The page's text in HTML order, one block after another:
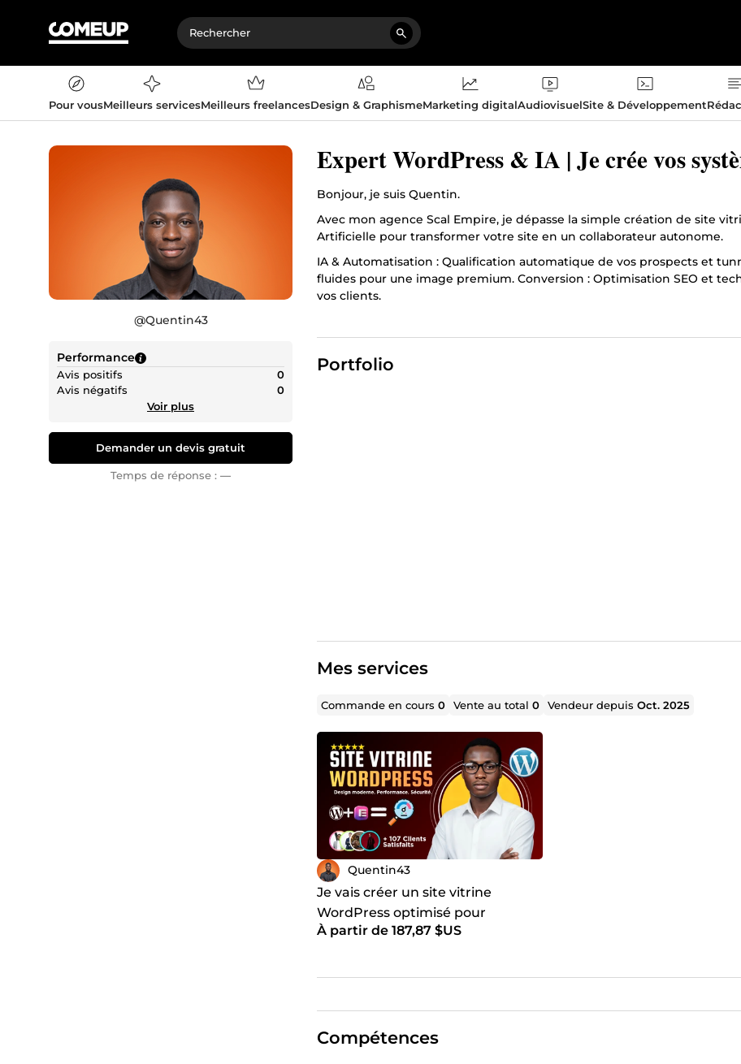
Pour vousMeilleurs servicesMeilleurs freelancesDesign & GraphismeMarketing digitalAudiovisuelSite & Développement
@Quentin43
Performance
Avis positifs
0
Avis négatifs
0
Voir plus
Demander un devis gratuit
Temps de réponse : —
Expert WordPress & IA | Je crée vos
Bonjour, je suis Quentin.
Avec mon agence Scal Empire, je dépasse la simple création de site
Artificielle pour transformer votre site en un collaborateur autonome.
IA & Automatisation : Qualification automatique de vos prospects et
fluides pour une image premium. Conversion : Optimisation SEO et
vos clients.
Portfolio
Mes services
Commande en cours0 Vente au total0 Vendeur depuisOct. 2025
Quentin43
Je vais créer un site vitrine
WordPress optimisé pour
propulser votre business
À partir de 187,87 $US
Compétences